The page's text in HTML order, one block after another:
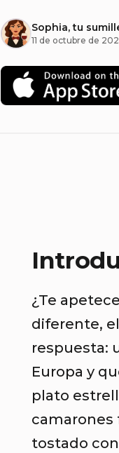
Sophia, tu
11 de octubre de
¿Te
diferente,
respuesta:
Europa y
plato
camarones
tostado